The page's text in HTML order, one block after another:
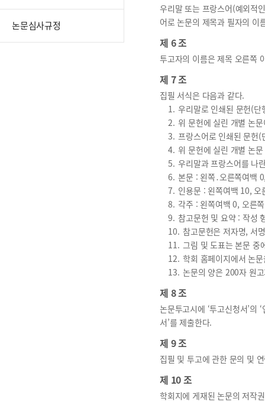
논문심사규정
우리말 또는 프랑스어(예외적
어로 논문의 제목과 필자의 이
제 6 조
투고자의 이름은 제목 오른쪽
제 7 조
집필 서식은 다음과 같다.
1. 우리말로 인쇄된 문헌(
2. 위 문헌에 실린 개별 논
3. 프랑스어로 인쇄된 문헌
4. 위 문헌에 실린 개별 논
5. 우리말과 프랑스어를 나
6. 본문 : 왼쪽․오른쪽여백
7. 인용문 : 왼쪽여백 10,
8. 각주 : 왼쪽여백 0, 오른
9. 참고문헌 및 요약 : 작성
10. 참고문헌은 저자명, 서
11. 그림 및 도표는 본문 중
12. 학회 홈페이지에서 논
13. 논문의 양은 200자 원
제 8 조
논문투고시에 ‘투고신청서’
서’를 제출한다.
제 9 조
집필 및 투고에 관한 문의 및
제 10 조
학회지에 게재된 논문의 저작